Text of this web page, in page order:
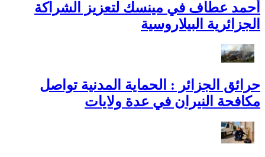
أحمد عطاف في مينسك لتعزيز الشراكة
الجزائرية البيلاروسية
حرائق الجزائر : الحماية المدنية تواصل
مكافحة النيران في عدة ولايات